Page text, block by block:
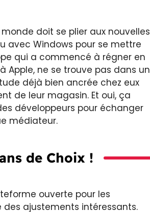
doit se plier aux nouvelles
avec Windows pour se mettre
qui a commencé à régner en
Apple, ne se trouve pas dans un
déjà bien ancrée chez eux
de leur magasin. Et oui, ça
développeurs pour échanger
médiateur.
de Choix !
ouverte pour les
ajustements intéressants.